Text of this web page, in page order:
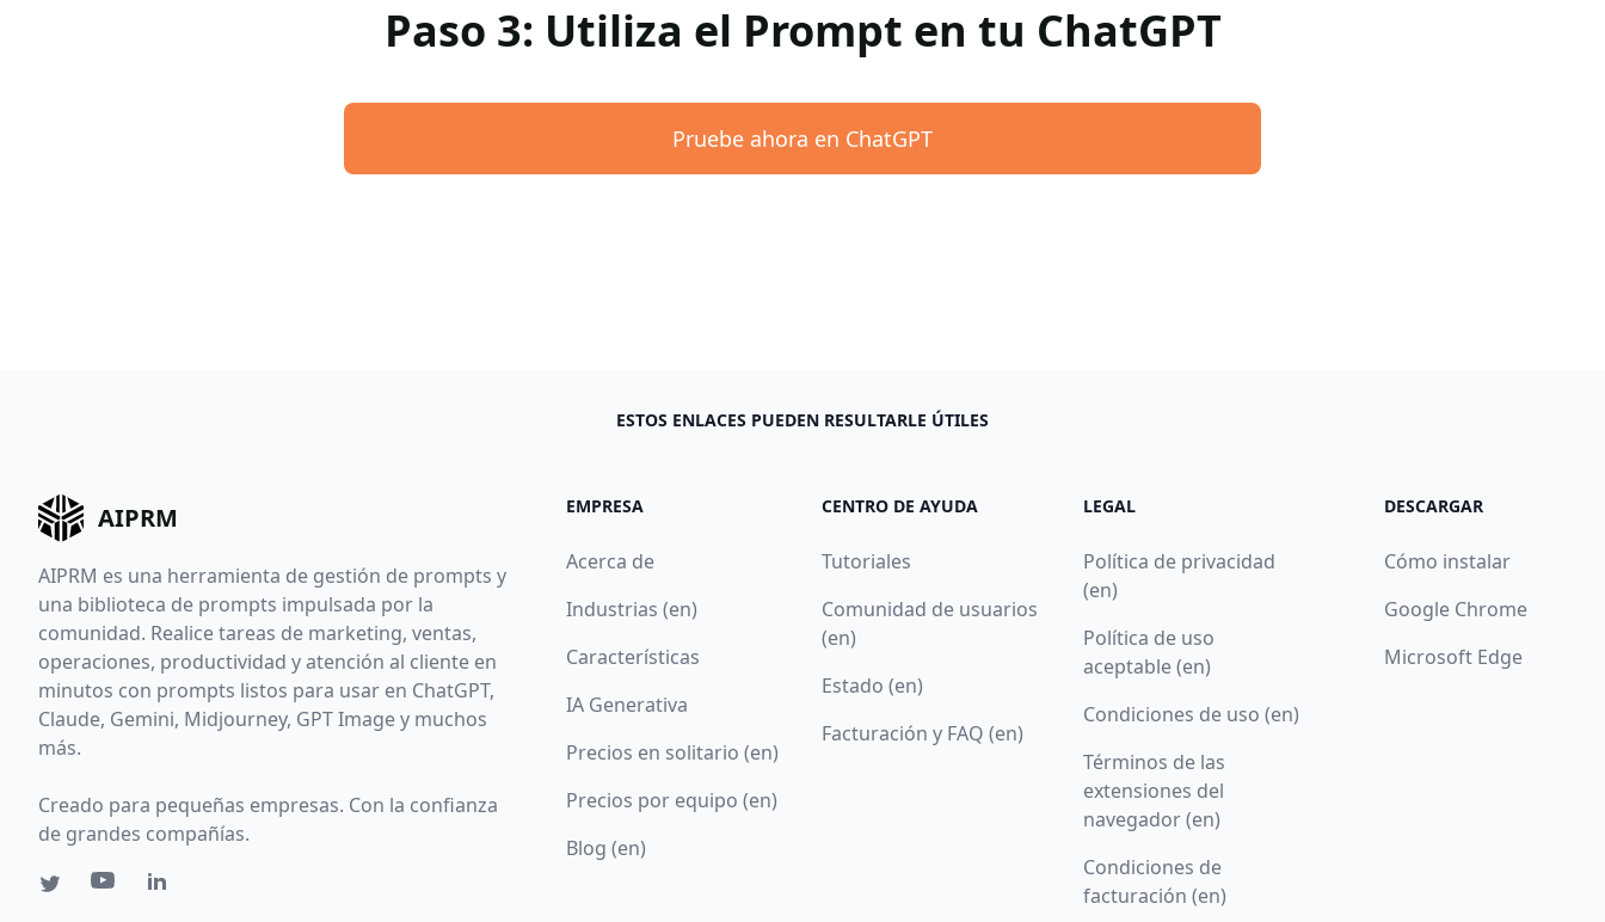
Paso 3: Utiliza el Prompt en tu ChatGPT
Pruebe ahora en ChatGPT
ESTOS ENLACES PUEDEN RESULTARLE ÚTILES
AIPRM
AIPRM es una herramienta de gestión de prompts y
una biblioteca de prompts impulsada por la
comunidad. Realice tareas de marketing, ventas,
operaciones, productividad y atención al cliente en
minutos con prompts listos para usar en ChatGPT,
Claude, Gemini, Midjourney, GPT Image y muchos
más.
Creado para pequeñas empresas. Con la confianza
de grandes compañías.
EMPRESA
Acerca de
Industrias (en)
Características
IA Generativa
Precios en solitario (en)
Precios por equipo (en)
Blog (en)
CENTRO DE AYUDA
Tutoriales
Comunidad de usuarios
(en)
Estado (en)
Facturación y FAQ (en)
LEGAL
Política de privacidad
(en)
Política de uso
aceptable (en)
Condiciones de uso (en)
Términos de las
extensiones del
navegador (en)
Condiciones de
facturación (en)
DESCARGAR
Cómo instalar
Google Chrome
Microsoft Edge